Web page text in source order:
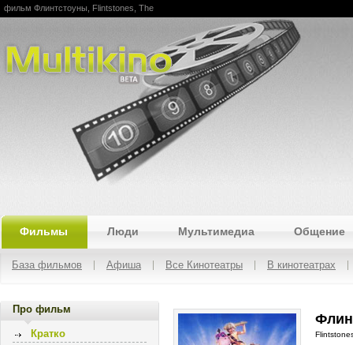
Multikino
фильм Флинтстоуны, Flintstones, The
Фильмы Люди Мультимедиа Общение
База фильмов Афиша Все Кинотеатры В кинотеатрах
Про фильм
Кратко